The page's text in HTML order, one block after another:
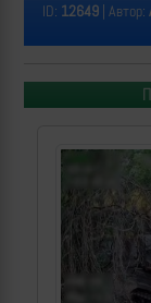
ID: 12649| Автор: